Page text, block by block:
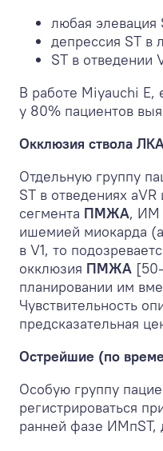
любая элевация
депрессия ST
ST в отведении
В работе Miyauchi E,
у 80% пациентов
Окклюзия ствола
Отдельную группу
ST в отведениях
сегмента ПМЖА, ИМ
ишемией миокарда
в V1, то
окклюзия ПМЖА
планировании им
Чувствительность
предсказательная
Острейшие (по
Особую группу
регистрироваться
ранней фазе ИМпST,